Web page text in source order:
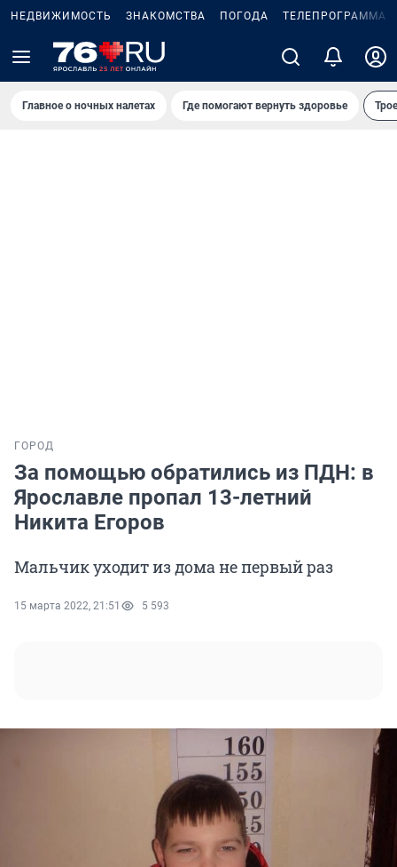
НЕДВИЖИМОСТЬ ЗНАКОМСТВА ПОГОДА ТЕЛЕПРОГРАММА
Главное о ночных налетах Где помогают вернуть здоровье
ГОРОД
За помощью обратились из ПДН: в
Ярославле пропал 13-летний
Никита Егоров
Мальчик уходит из дома не первый раз
15 марта 2022, 21:51 5 593